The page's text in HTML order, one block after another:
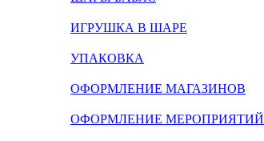
ИГРУШКА В ШАРЕ
УПАКОВКА
ОФОРМЛЕНИЕ МАГАЗИНОВ
ОФОРМЛЕНИЕ МЕРОПРИЯТИЙ